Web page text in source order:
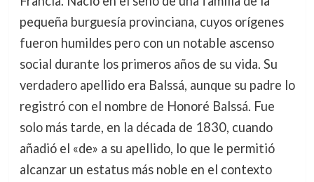
pequeña burguesía provinciana, cuyos orígenes
fueron humildes pero con un notable ascenso
social durante los primeros años de su vida. Su
verdadero apellido era Balssá, aunque su padre lo
registró con el nombre de Honoré Balssá. Fue
solo más tarde, en la década de 1830, cuando
añadió el «de» a su apellido, lo que le permitió
alcanzar un estatus más noble en el contexto